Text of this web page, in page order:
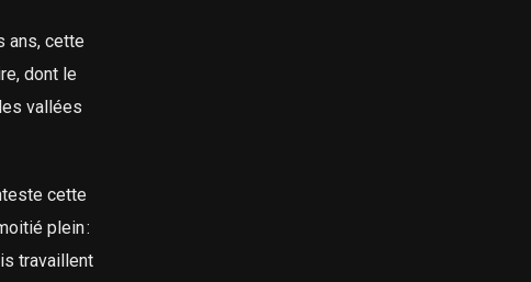
ans, cette
dont le
vallées
cette
plein :
travaillent